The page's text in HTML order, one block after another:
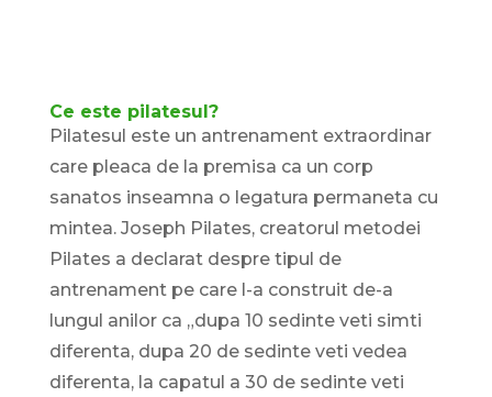
Ce este pilatesul?
Pilatesul este un antrenament extraordinar
care pleaca de la premisa ca un corp
sanatos inseamna o legatura permaneta cu
mintea. Joseph Pilates, creatorul metodei
Pilates a declarat despre tipul de
antrenament pe care l-a construit de-a
lungul anilor ca „dupa 10 sedinte veti simti
diferenta, dupa 20 de sedinte veti vedea
diferenta, la capatul a 30 de sedinte veti